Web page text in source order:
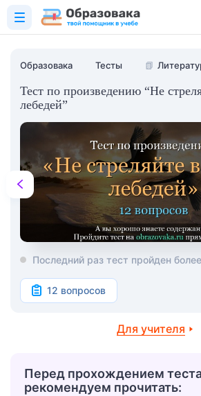
Образовака Тесты 📗
Тест по произведению “Не
лебедей”
Последний раз тест пройден
12 вопросов
Для учителя
Перед прохождением
рекомендуем прочитать: